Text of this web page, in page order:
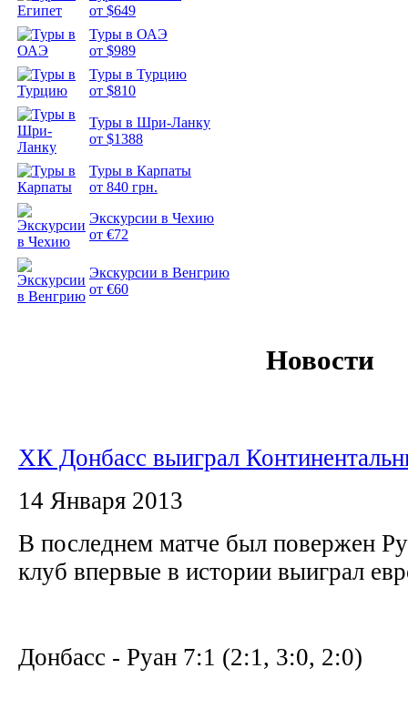
от $649
Туры в ОАЭ
от $989
Туры в Турцию
от $810
Туры в Шри-Ланку
от $1388
Туры в Карпаты
от 840 грн.
Экскурсии в Чехию
от €72
Экскурсии в Венгрию
от €60
Новости
ХК Донбасс выиграл
14 Января 2013
В последнем матче был повержен
клуб впервые в истории выиграл
Донбасс - Руан 7:1 (2:1, 3:0, 2:0)